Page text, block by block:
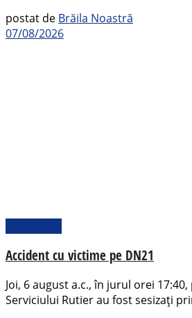
postat de Brăila Noastră
07/08/2026
Accident cu victime pe DN21
Joi, 6 august a.c., în jurul orei
Serviciului Rutier au fost sesizați